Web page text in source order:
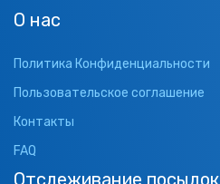
О нас
Политика Конфиденциальности
Пользовательское соглашение
Контакты
FAQ
Отслеживание посылок